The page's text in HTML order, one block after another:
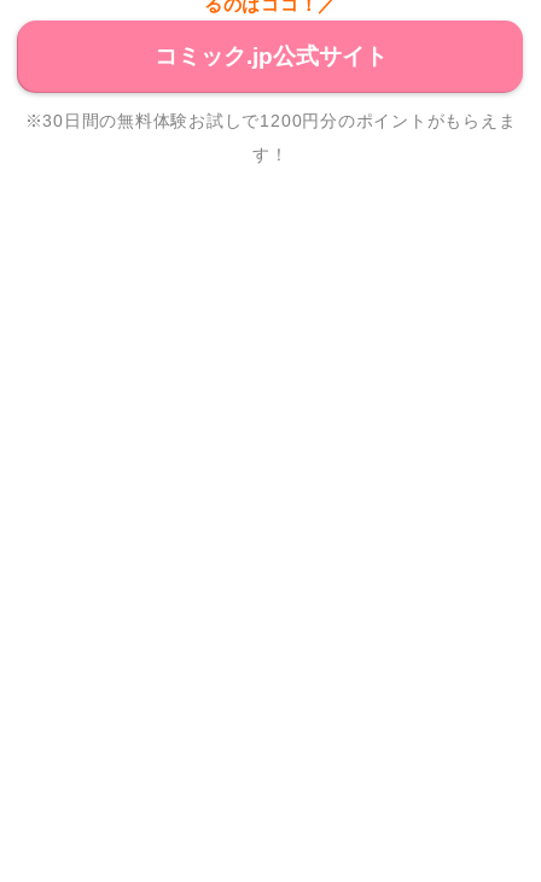
コミック.jp公式サイト
※30日間の無料体験お試しで1200円分のポイントがもらえま
す！